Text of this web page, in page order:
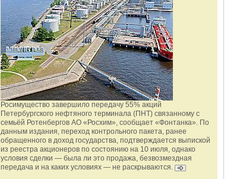
Росимущество завершило передачу 55% акций
Петербургского нефтяного терминала (ПНТ) связанному с
семьёй Ротенбергов АО «Росхим», сообщает «Фонтанка». По
данным издания, переход контрольного пакета, ранее
обращенного в доход государства, подтверждается выпиской
из реестра акционеров по состоянию на 10 июля, однако
условия сделки — была ли это продажа, безвозмездная
передача и на каких условиях — не раскрываются.